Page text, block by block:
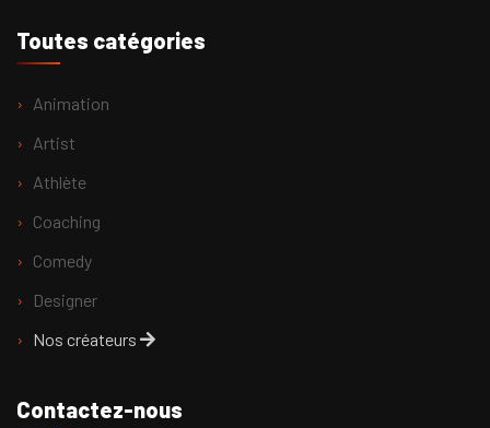
Toutes catégories
Animation
Artist
Athlète
Coaching
Comedy
Designer
Nos créateurs
Contactez-nous